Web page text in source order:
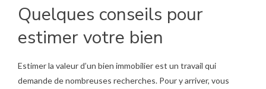
Quelques conseils pour
estimer votre bien
Estimer la valeur d’un bien immobilier est un travail qui
demande de nombreuses recherches. Pour y arriver, vous